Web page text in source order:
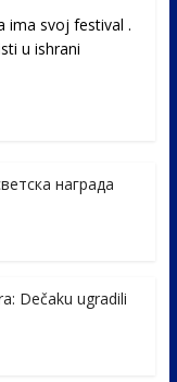
ima svoj festival .
u ishrani
награда
Dečaku ugradili